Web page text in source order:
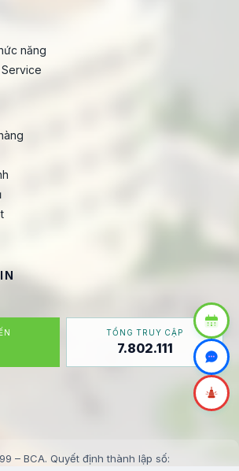
năng
TỔNG TRUY CẬP
7.802.111
– BCA. Quyết định thành lập số: